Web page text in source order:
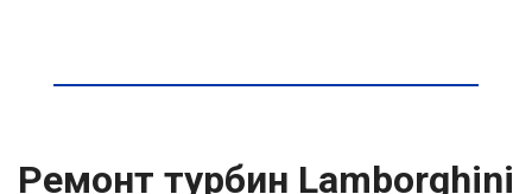
Ремонт турбин Lamborghini